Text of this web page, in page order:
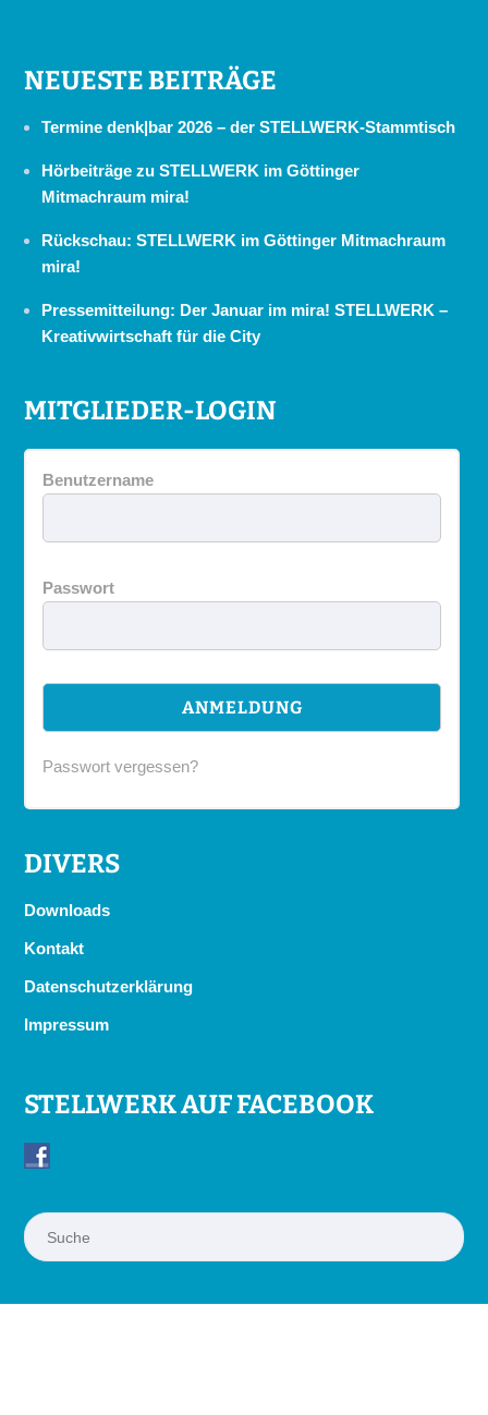
NEUESTE BEITRÄGE
Termine denk|bar 2026 – der STELLWERK-Stammtisch
Hörbeiträge zu STELLWERK im Göttinger
Mitmachraum mira!
Rückschau: STELLWERK im Göttinger Mitmachraum
mira!
Pressemitteilung: Der Januar im mira! STELLWERK –
Kreativwirtschaft für die City
MITGLIEDER-LOGIN
Benutzername
Passwort
Passwort vergessen?
DIVERS
Downloads
Kontakt
Datenschutzerklärung
Impressum
STELLWERK AUF FACEBOOK
Suchen